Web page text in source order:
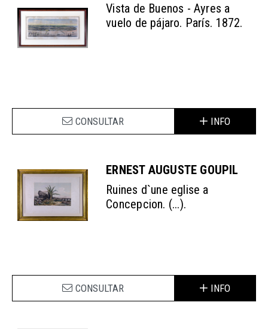
Vista de Buenos - Ayres a
vuelo de pájaro. París. 1872.
CONSULTAR INFO
ERNEST AUGUSTE GOUPIL
Ruines d`une eglise a
Concepcion. (...).
CONSULTAR INFO